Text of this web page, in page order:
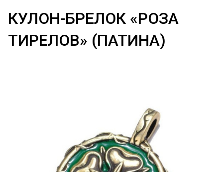
КУЛОН-БРЕЛОК «РОЗА
ТИРЕЛОВ» (ПАТИНА)